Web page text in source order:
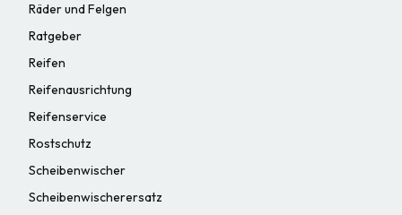
Räder und Felgen
Ratgeber
Reifen
Reifenausrichtung
Reifenservice
Rostschutz
Scheibenwischer
Scheibenwischerersatz